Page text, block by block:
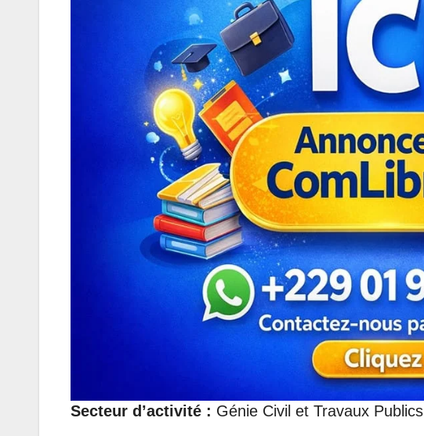
Secteur d’activité : Génie Civil et Travaux Publics